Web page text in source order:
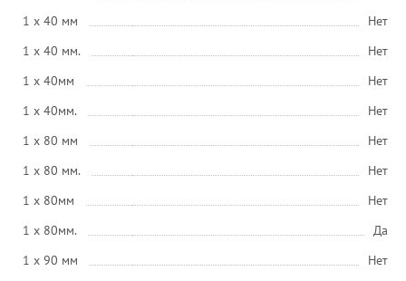
1 x 40 мм
Нет
1 x 40 мм.
Нет
1 x 40мм
Нет
1 x 40мм.
Нет
1 x 80 мм
Нет
1 x 80 мм.
Нет
1 x 80мм
Нет
1 x 80мм.
Да
1 x 90 мм
Нет